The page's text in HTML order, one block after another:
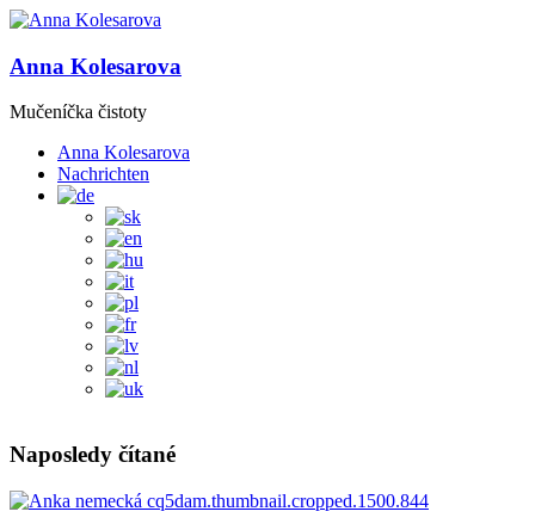
Anna Kolesarova
Mučeníčka čistoty
Anna Kolesarova
Nachrichten
Naposledy čítané